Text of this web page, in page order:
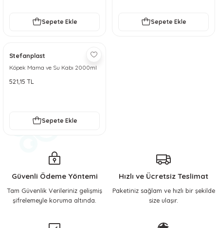
Sepete Ekle Sepete Ekle
Stefanplast
Köpek Mama ve Su Kabı 2000ml
521,15 TL
Sepete Ekle
Güvenli Ödeme Yöntemi
Tam Güvenlik Verileriniz gelişmiş
şifrelemeyle koruma altında.
Hızlı ve Ücretsiz Teslimat
Paketiniz sağlam ve hızlı bir şekilde
size ulaşır.